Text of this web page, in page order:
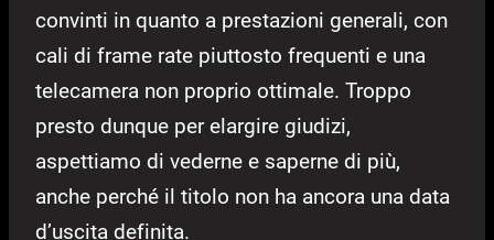
convinti in quanto a prestazioni generali, con
cali di frame rate piuttosto frequenti e una
telecamera non proprio ottimale. Troppo
presto dunque per elargire giudizi,
aspettiamo di vederne e saperne di più,
anche perché il titolo non ha ancora una data
d’uscita definita.